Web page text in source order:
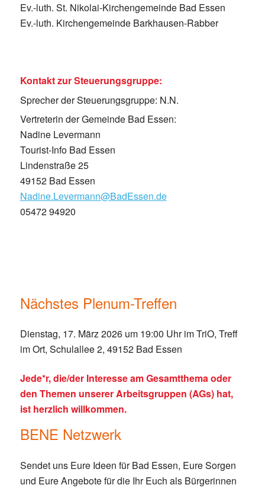
Ev.-luth. St. Nikolai-Kirchengemeinde Bad Essen
Ev.-luth. Kirchengemeinde Barkhausen-Rabber
Kontakt zur Steuerungsgruppe:
Sprecher der Steuerungsgruppe: N.N.
Vertreterin der Gemeinde Bad Essen:
Nadine Levermann
Tourist-Info Bad Essen
Lindenstraße 25
49152 Bad Essen
Nadine.Levermann@BadEssen.de
05472 94920
Nächstes Plenum-Treffen
Dienstag, 17. März 2026 um 19:00 Uhr im TriO, Treff
im Ort, Schulallee 2, 49152 Bad Essen
Jede*r, die/der Interesse am Gesamtthema oder
den Themen unserer Arbeitsgruppen (AGs) hat,
ist herzlich willkommen.
BENE Netzwerk
Sendet uns Eure Ideen für Bad Essen, Eure Sorgen
und Eure Angebote für die Ihr Euch als Bürgerinnen